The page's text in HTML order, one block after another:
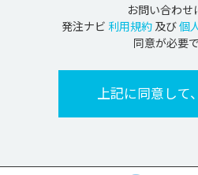
お問い合わせ
発注ナビ 利用規約 及び個
同意が必要で